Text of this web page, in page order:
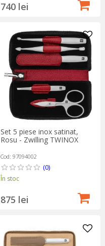
740 lei
Set 5 piese inox satinat,
Rosu - Zwilling TWINOX
Cod: 97094002
(0)
În stoc
875 lei